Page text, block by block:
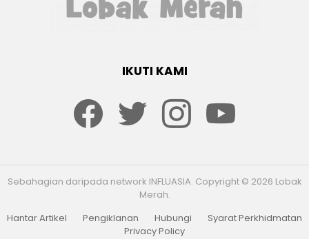
IKUTI KAMI
Sebahagian daripada network INFLUASIA. Copyright © 2026 Lobak
Merah.
Hantar Artikel
Pengiklanan Hubungi
Syarat Perkhidmatan
Privacy Policy